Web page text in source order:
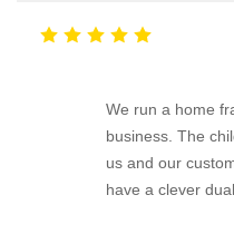
We run a home
business. The
us and our
have a clever